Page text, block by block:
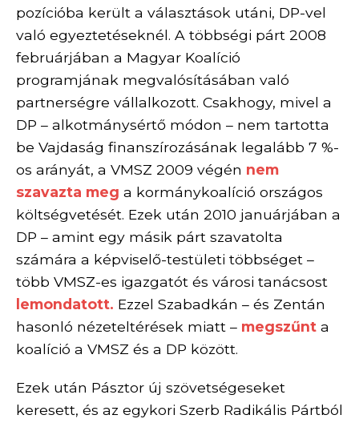
pozícióba került a választások utáni, DP-vel
való egyeztetéseknél. A többségi párt 2008
februárjában a Magyar Koalíció
programjának megvalósításában való
partnerségre vállalkozott. Csakhogy, mivel a
DP – alkotmánysértő módon – nem tartotta
be Vajdaság finanszírozásának legalább 7 %-
os arányát, a VMSZ 2009 végén nem
szavazta meg a kormánykoalíció országos
költségvetését. Ezek után 2010 januárjában a
DP – amint egy másik párt szavatolta
számára a képviselő-testületi többséget –
több VMSZ-es igazgatót és városi tanácsost
lemondatott. Ezzel Szabadkán – és Zentán
hasonló nézeteltérések miatt – megszűnt a
koalíció a VMSZ és a DP között.
Ezek után Pásztor új szövetségeseket
keresett, és az egykori Szerb Radikális Pártból